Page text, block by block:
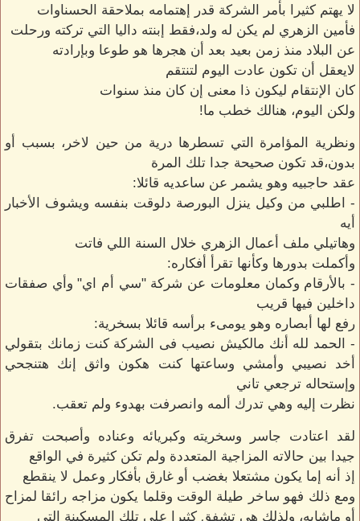
لا يهتم كثيرا بأمر الشركة قدر إهتمامه بملاحقة الحسناوات
فأمين الزهري لم يكن له ولد،فقط إبنته داليا التي تركته ورحلت
عن البلاد منذ زمن بعيد بعد أن هجرها هو طوعا وبإرادته
لايعقل أن تكون عادت اليوم لتنتقم
كان الإنتقام ليكون ذا معنى إن كان منذ سنوات
ولكن اليوم، هنالك خطب ما!
ونظرية المؤامرة التي تسطرها درية من حين لاخر، بسبب أو
بدون،قد تكون صحيحة جدا تلك المرة
عقد حاجبيه وهو يشمر عن ساعديه قائلا:
- اطلبي من وكيل ينزل البورصة دلوقت بنفسه ويشوف الأخبار
أيه
وهاتيلي ملف أعمال الزهري خلال السنة اللي فاتت
وأكملت بدورها وكأنها تقرأ أفكاره:
- بالأرقام وكمان معلومات عن شركة "سي أم اي" وأي صفقات
داخلين فيها قريب
رفع لها أبصاره وهو يومىء برأسه قائلا بسخرية:
- الحمد لله أنك مالكيش نصيب فى الشركة كنت زمانك بتقولي
أخد نصيبي وأمشي وساعتها كنت هكون واثق إنك هتنجحي
وإستحاله ترجعي تاني
نظرت إليه وهي تدرك ألمه وانصرفت بهدوء ولم تعقب.
لقد اعتادت جاسر وسخريته وكبريائه وعناده وأصبحت تفرق
جيدا بين حالاته المزاجية المتعددة ولم تكن كثيرة في الواقع
إذ أنه إما يكون مشتعلا بغضب أو غارق بأفكار وعمل لا ينقطع
ومع ذلك فهو ساخر طيلة الوقت وقلما يكون مزاجه رائقا لمزاح
أو ماشابه، ولذلك هي تشفق كثيرا على تلك المسكينة التي